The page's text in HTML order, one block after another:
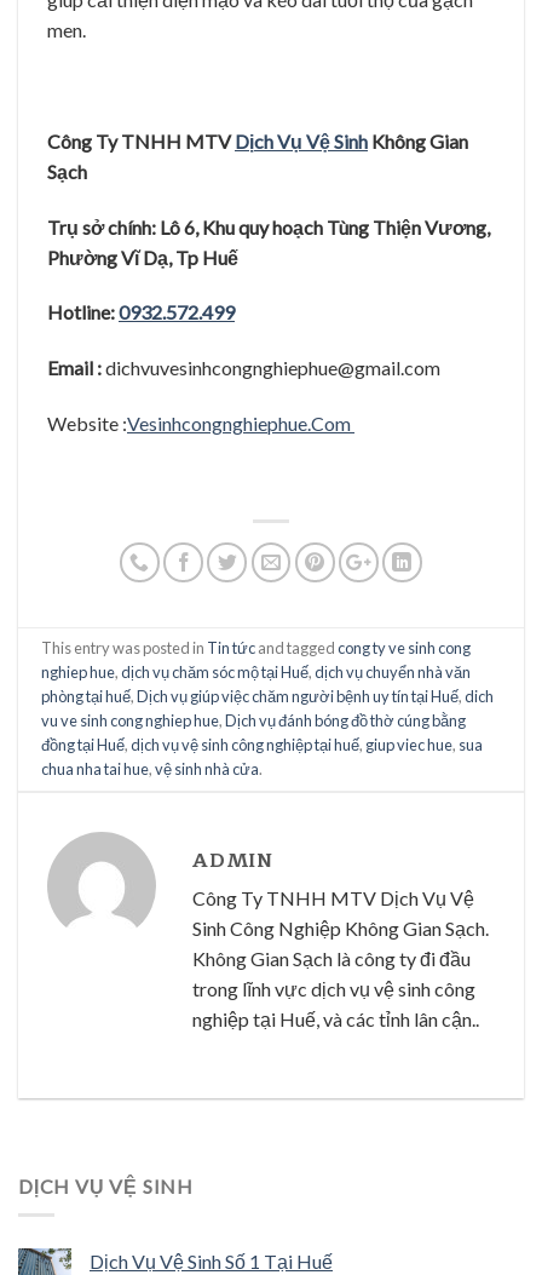
men.
Công Ty TNHH MTVDịch Vụ VệSinh Không Gian
Sạch
Trụ sởchính: Lô 6, Khu quy hoạch Tùng Thiện Vương,
Phường VĩDạ, Tp Huê
Hotline:0932.572.499
Email :dichvuvesinhcongnghiephue@gmail.com
Website :Vesinhcongnghiephue.Com
This entry was posted in Tin tứcand taggedcong ty ve sinh cong
nghiep hue,dịch vụ chăm sóc mộ tại Huế,dịch vụ chuyển nhà văn
phòng tại huế,Dịch vụ giúp việc chăm người bệnh uy tín tại Huế,dich
vu ve sinh cong nghiep hue,Dịch vụ đánh bóng đồ thờ cúng bằng
đồng tại Huế,dịch vụ vệ sinh công nghiệp tại huế, giup viec hue, sua
chua nha tai hue,vệ sinh nhà cửa.
ADMIN
Công Ty TNHH MTV Dịch Vụ Vệ
Sinh Công Nghiệp Không Gian Sạch.
Không Gian Sạch là công ty đi đầu
trong lĩnh vực dịch vụ vệ sinh công
nghiệp tại Huế, và các tỉnh lân cận..
DỊCH VỤ VỆ SINH
Dịch Vụ Vệ Sinh Số 1 Tại Huế